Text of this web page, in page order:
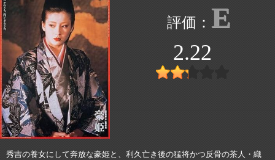
E
2.22
秀吉の養女にして奔放な豪姫と、利久亡き後の猛将かつ反骨の茶人・織